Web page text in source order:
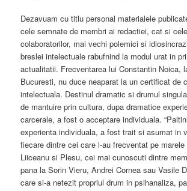
Dezavuam cu titlu personal materialele
cele semnate de membri ai redactiei, cat si
colaboratorilor, mai vechi polemici si
breslei intelectuale rabufnind la modul urat in
actualitatii. Frecventarea lui Constantin Noica,
Bucuresti, nu duce neaparat la un certificat de
intelectuala. Destinul dramatic si drumul
de mantuire prin cultura, dupa dramatice
carcerale, a fost o acceptare individuala.
experienta individuala, a fost trait si asumat in
fiecare dintre cei care l-au frecventat pe marele
Liiceanu si Plesu, cei mai cunoscuti dintre
pana la Sorin Vieru, Andrei Cornea sau Vasile
care si-a netezit propriul drum in psihanaliza,